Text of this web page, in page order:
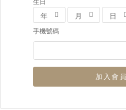
生日
年 月 日
手機號碼
加入會員